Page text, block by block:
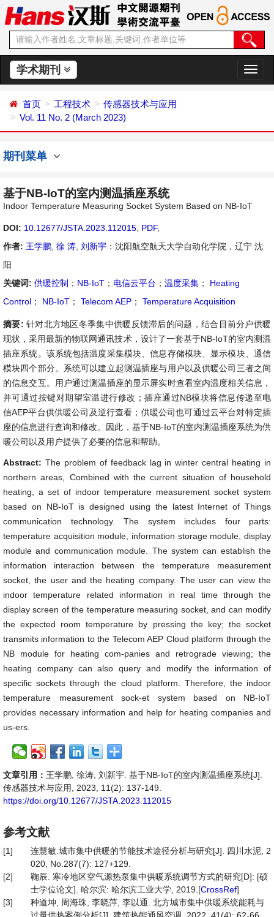
学术期刊
切
换
首页 工程技术
传感器技术与应用
Vol. 11 No. 2 (March 2023)
期刊菜单
基于NB-IoT的室内测温插座系统
Indoor Temperature Measuring Socket System Based on NB-IoT
DOI: 10.12677/JSTA.2023.112015 PDF,
作者: 王学鹏 徐 涛 刘新宇 ：沈阳航空航天大学自动化学院，辽宁 沈
阳
关键词: 供暖控制 ； NB-IoT ； 电信云平台 ； 温度采集 ；
Heating
Control ； NB-IoT ； Telecom AEP ； Temperature Acquisition
摘要: 针对北方地区冬季集中供暖反馈滞后的问题，结合目前分户供暖
现状，采用最新的物联网通讯技术，设计了一套基于NB-IoT的室内测温
插座系统。该系统包括温度采集模块、信息存储模块、显示模块、通信
模块四个部分。系统可以建立起测温插座与用户以及供暖公司三者之间
的信息交互。用户通过测温插座的显示屏实时查看室内温度相关信息，
并可通过按键对期望室温进行修改；插座通过NB模块将信息传递至电
信AEP平台供供暖公司及逆行查看；供暖公司也可通过云平台对特定插
座的信息进行查询和修改。因此，基于NB-IoT的室内测温插座系统为供
暖公司以及用户提供了必要的信息和帮助。
Abstract: The problem of feedback lag in winter central heating in
northern areas, Combined with the current situation of household
heating, a set of indoor temperature measurement socket system
based on NB-IoT is designed using the latest Internet of Things
communication technology. The system includes four parts:
temperature acquisition module, information storage module, display
module and communication module. The system can establish the
information interaction between the temperature measurement
socket, the user and the heating company. The user can view the
indoor temperature related information in real time through the
display screen of the temperature measuring socket, and can modify
the expected room temperature by pressing the key; the socket
transmits information to the Telecom AEP Cloud platform through the
NB module for heating com-panies and retrograde viewing; the
heating company can also query and modify the information of
specific sockets through the cloud platform. Therefore, the indoor
temperature measurement sock-et system based on NB-IoT
provides necessary information and help for heating companies and
us-ers.
文章引用： 王学鹏, 徐涛, 刘新宇. 基于NB-IoT的室内测温插座系统[J].
传感器技术与应用, 2023, 11(2): 137-149.
https://doi.org/10.12677/JSTA.2023.112015
参考文献
[1]
连慧敏.城市集中供暖的节能技术途径分析与研究[J]. 四川水泥, 2
020, No.287(7): 127+129.
[2]
鞠辰. 寒冷地区空气源热泵集中供暖系统调节方式的研究[D]: [硕
士学位论文]. 哈尔滨: 哈尔滨工业大学, 2019.[CrossRef]
[3]
种道坤, 周海珠, 李晓萍, 李以通. 北方城市集中供暖系统能耗与